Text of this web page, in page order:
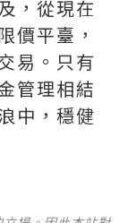
，從現在
價平臺，
易。只有
管理相結
中，穩健